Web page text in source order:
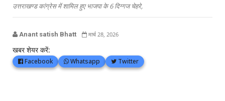
उत्तराखण्ड कांग्रेस में शामिल हुए भाजपा के 6 दिग्गज चेहरे,
Anant satish Bhatt मार्च 28, 2026
खबर शेयर करें:
Facebook Whatsapp Twitter